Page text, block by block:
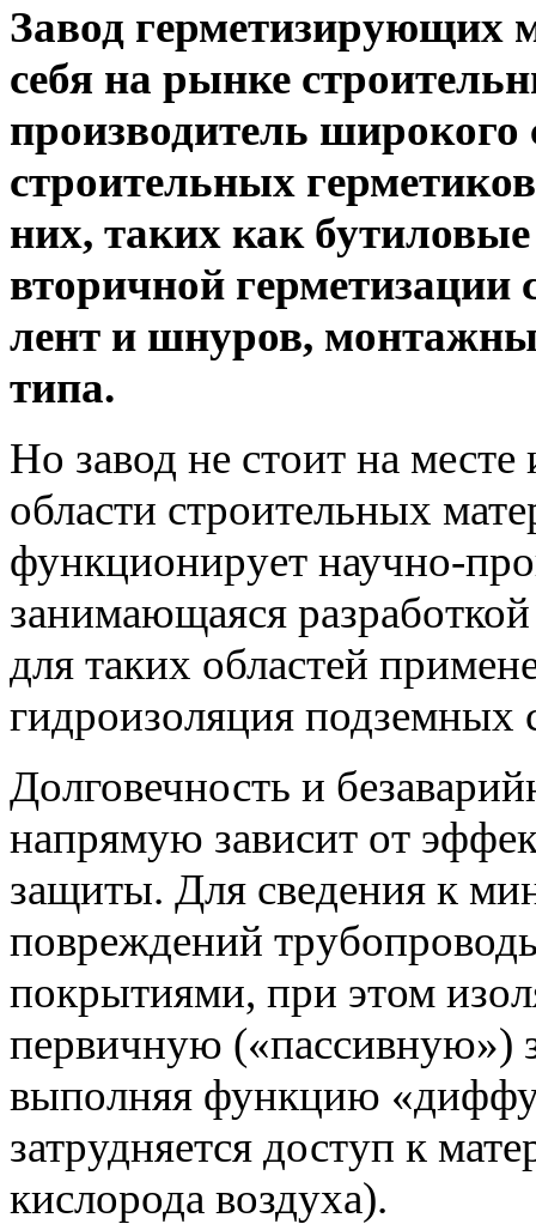
Завод герметизирующих
себя на рынке
производитель
строительных
них, таких как
вторичной герметизации
лент и шнуров,
типа.
Но завод не стоит на месте
области строительных
функционирует научно-
занимающаяся
для таких областей
гидроизоляция подземных
Долговечность и
напрямую зависит от
защиты. Для сведения к
повреждений
покрытиями, при этом
первичную («пассивную»)
выполняя функцию
затрудняется доступ к
кислорода воздуха).